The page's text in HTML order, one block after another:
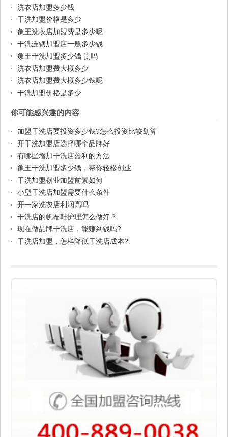
洗衣店加盟多少钱
干洗加盟价格是多少
象王洗衣店加盟费是多少呢
干洗连锁加盟店一般多少钱
象王干洗加盟多少钱 贵吗
洗衣店加盟费大概多少
洗衣店加盟费大概多少钱呢
干洗加盟价格是多少
你可能感兴趣的内容
加盟干洗店要投资多少钱?怎么投资比较划算
开干洗加盟店选择哪个品牌好
有哪些增加干洗店盈利的方法
象王干洗加盟多少钱，帮你轻松创业
干洗加盟创业加盟前景如何
小型干洗店加盟需要什么条件
开一家洗衣店利润高吗
干洗店的帆布鞋护理怎么做好？
现在做品牌干洗店，能赚到钱吗?
干洗店加盟，怎样降低干洗店成本?